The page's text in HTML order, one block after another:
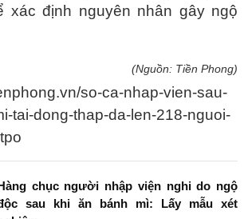
xác định nguyên nhân gây ngộ
(Nguồn: Tiền Phong)
so-ca-nhap-vien-sau-
tai-dong-thap-da-len-218-nguoi-
chục người nhập viện nghi do ngộ
sau khi ăn bánh mì: Lấy mẫu xét